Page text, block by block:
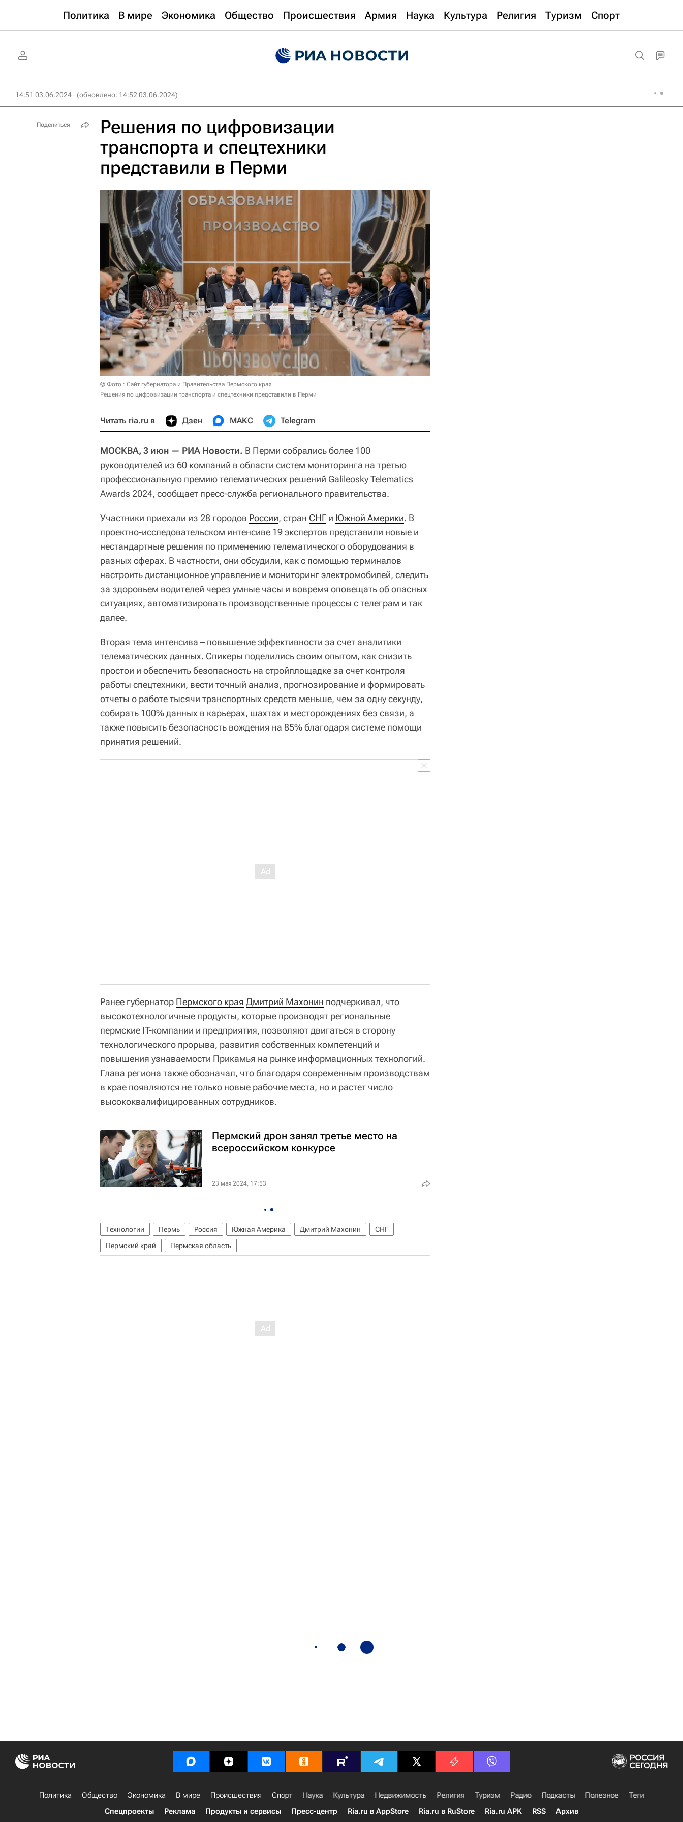
Политика В мире Экономика Общество Происшествия Армия Наука Культура Религия Туризм Спорт
14:51 03.06.2024 (обновлено: 14:52 03.06.2024)
Решения по цифровизации
транспорта и спецтехники
представили в Перми
© Фото : Сайт губернатора и Правительства Пермского края
Решения по цифровизации транспорта и спецтехники представили в Перми
Читать ria.ru в Дзен МАКС Telegram
МОСКВА, 3 июн — РИА Новости. В Перми собрались более 100
руководителей из 60 компаний в области систем мониторинга на третью
профессиональную премию телематических решений Galileosky Telematics
Awards 2024, сообщает пресс-служба регионального правительства.
Участники приехали из 28 городов России, стран СНГ и Южной Америки. В
проектно-исследовательском интенсиве 19 экспертов представили новые и
нестандартные решения по применению телематического оборудования в
разных сферах. В частности, они обсудили, как с помощью терминалов
настроить дистанционное управление и мониторинг электромобилей, следить
за здоровьем водителей через умные часы и вовремя оповещать об опасных
ситуациях, автоматизировать производственные процессы с телеграм и так
далее.
Вторая тема интенсива – повышение эффективности за счет аналитики
телематических данных. Спикеры поделились своим опытом, как снизить
простои и обеспечить безопасность на стройплощадке за счет контроля
работы спецтехники, вести точный анализ, прогнозирование и формировать
отчеты о работе тысячи транспортных средств меньше, чем за одну секунду,
собирать 100% данных в карьерах, шахтах и месторождениях без связи, а
также повысить безопасность вождения на 85% благодаря системе помощи
принятия решений.
Ранее губернатор Пермского края Дмитрий Махонин подчеркивал, что
высокотехнологичные продукты, которые производят региональные
пермские IT-компании и предприятия, позволяют двигаться в сторону
технологического прорыва, развития собственных компетенций и
повышения узнаваемости Прикамья на рынке информационных технологий.
Глава региона также обозначал, что благодаря современным производствам
в крае появляются не только новые рабочие места, но и растет число
высококвалифицированных сотрудников.
Пермский дрон занял третье место на
всероссийском конкурсе
23 мая 2024, 17:53
Технологии Пермь Россия Южная Америка Дмитрий Махонин
СНГ
Пермский край
Пермская область
Поделиться
Политика Общество Экономика В мире Происшествия Спорт Наука Культура Недвижимость Религия Туризм Радио Подкасты Полезное
Теги
Спецпроекты
Реклама Продукты и сервисы Пресс-центр Ria.ru в AppStore Ria.ru в RuStore Ria.ru APK RSS Архив